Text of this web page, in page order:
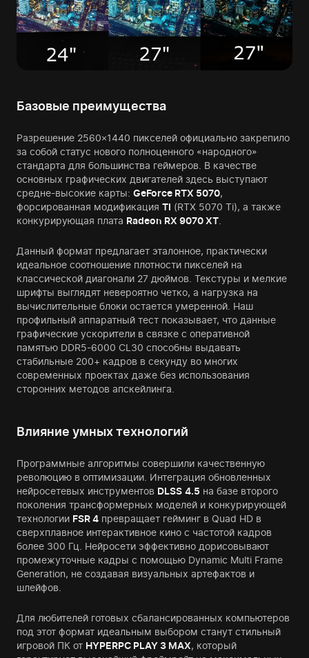
Базовые преимущества
Разрешение 2560×1440 пикселей официально закрепило
за собой статус нового полноценного «народного»
стандарта для большинства геймеров. В качестве
основных графических двигателей здесь выступают
средне-высокие карты: GeForce RTX 5070,
форсированная модификация TI (RTX 5070 Ti), а также
конкурирующая плата Radeon RX 9070 XT
Данный формат предлагает эталонное, практически
идеальное соотношение плотности пикселей на
классической диагонали 27 дюймов. Текстуры и мелкие
шрифты выглядят невероятно четко, а нагрузка на
вычислительные блоки остается умеренной. Наш
профильный аппаратный тест показывает, что данные
графические ускорители в связке с оперативной
памятью DDR5-6000 CL30 способны выдавать
стабильные 200+ кадров в секунду во многих
современных проектах даже без использования
сторонних методов апскейлинга.
Влияние умных технологий
Программные алгоритмы совершили качественную
революцию в оптимизации. Интеграция обновленных
нейросетевых инструментов DLSS 4.5 на базе второго
поколения трансформерных моделей и конкурирующей
технологии FSR 4 превращает гейминг в Quad HD в
сверхплавное интерактивное кино с частотой кадров
более 300 Гц. Нейросети эффективно дорисовывают
промежуточные кадры с помощью Dynamic Multi Frame
Generation, не создавая визуальных артефактов и
шлейфов.
Для любителей готовых сбалансированных компьютеров
под этот формат идеальным выбором станут стильный
игровой ПК от HYPERPC PLAY 3 MAX, который